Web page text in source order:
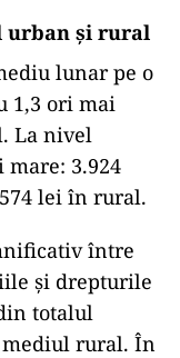
urban și rural
lunar pe o
1,3 ori mai
La nivel
3.924
lei în rural.
între
și drepturile
totalul
rural. În